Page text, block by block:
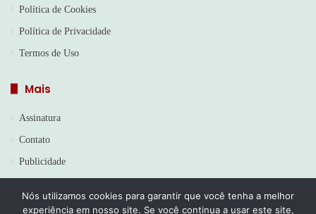
Política de Cookies
Política de Privacidade
Termos de Uso
Mais
Assinatura
Contato
Publicidade
Nós utilizamos cookies para garantir que você tenha a melhor
experiência em nosso site. Se você continua a usar este site,